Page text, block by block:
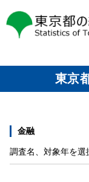
東京都の統計
東京
金融
調査名、対象年を選